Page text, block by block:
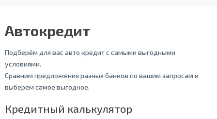
Автокредит
Подберём для вас авто кредит с самыми выгодными
условиями.
Сравним предложения разных банков по вашим запросам и
выберем самое выгодное.
Кредитный калькулятор